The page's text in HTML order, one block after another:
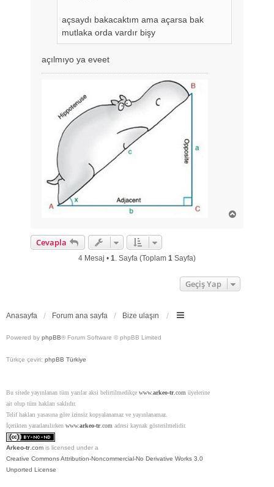
açsaydı bakacaktım ama açarsa bak
mutlaka orda vardır bişy
açılmıyo ya eveet
Cevapla
4 Mesaj • 1. Sayfa (Toplam 1Sayfa)
Geçiş Yap
Anasayfa Forum ana sayfa Bize ulaşın
Powered by phpBB® Forum Software © phpBB Limited
Türkçe çeviri: phpBB Türkiye
Bu sitede yayınlanan tüm yazılar aksi belirtilmedikçe www.arkeo-tr.com üyelerine
ait olup tüm hakları saklıdır.
Telif hakları yasasına göre izinsiz kopyalanamaz ve yayınlanamaz.
İçerikten yararlanılırken www.arkeo-tr.com adresi kaynak gösterilmelidir.
Arkeo-tr .com is licensed under a
Creative Commons Attribution-Noncommercial-No Derivative Works 3.0
Unported License